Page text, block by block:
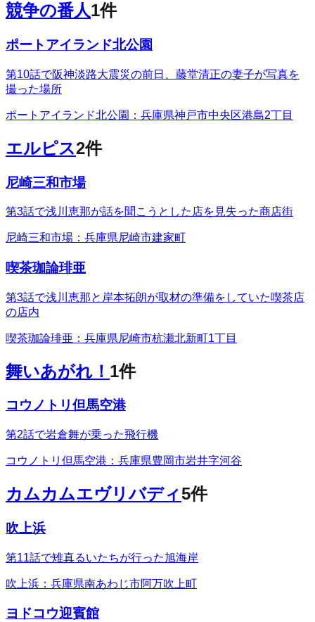
競争の番人1件
ポートアイランド北公園
第10話で阪神淡路大震災の前日、藤堂清正の妻子が写真を
撮った場所
ポートアイランド北公園：兵庫県神戸市中央区港島2丁目
エルピス2件
尼崎三和市場
第3話で浅川恵那が話を聞こうとした店を見失った商店街
尼崎三和市場：兵庫県尼崎市建家町
喫茶珈論琲亜
第3話で浅川恵那と岸本拓朗が取材の準備をしていた喫茶店
の店内
喫茶珈論琲亜：兵庫県尼崎市杭瀬北新町1丁目
舞いあがれ！ 1件
コウノトリ但馬空港
第2話で岩倉舞が乗った飛行機
コウノトリ但馬空港：兵庫県豊岡市岩井字河谷
カムカムエヴリバディ5件
吹上浜
第11話で雉真るいたちが行った旭海岸
吹上浜：兵庫県南あわじ市阿万吹上町
ヨドコウ迎賓館